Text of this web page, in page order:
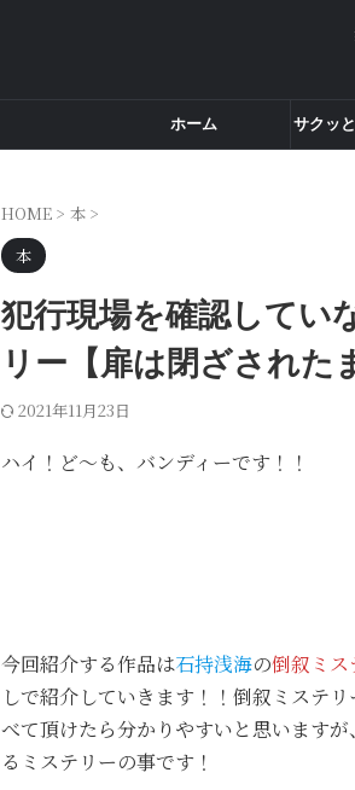
ホーム サクッ
HOME > 本 >
本
犯行現場を確認してい
リー【扉は閉ざされた
2021年11月23日
ハイ！ど～も、バンディーです！！
今回紹介する作品は石持浅海の倒叙ミス
しで紹介していきます！！倒叙ミステ
べて頂けたら分かりやすいと思いますが、
るミステリーの事です！